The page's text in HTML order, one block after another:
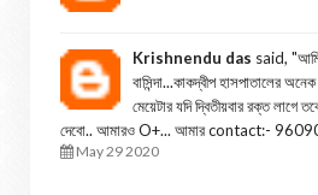
Krishnendu das said, "
বাসিন্দা...কাকদ্বীপ হাসপাতালের
মেয়েটার যদি দ্বিতীয়বার রক্ত লাগে
দেবো.. আমারও O+... আমার contact:-
May 29 2020